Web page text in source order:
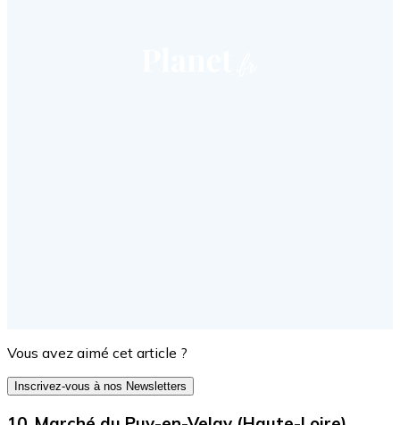
Vous avez aimé cet article ?
Inscrivez-vous à nos Newsletters